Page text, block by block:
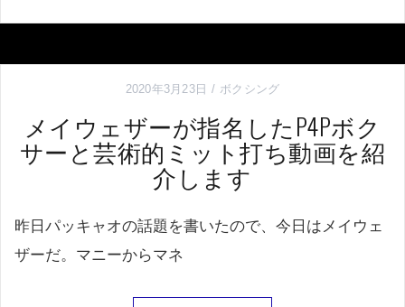
2020年3月23日 ボクシング
メイウェザーが指名したP4Pボク
サーと芸術的ミット打ち動画を紹
介します
昨日パッキャオの話題を書いたので、今日はメイウェ
ザーだ。マニーからマネ